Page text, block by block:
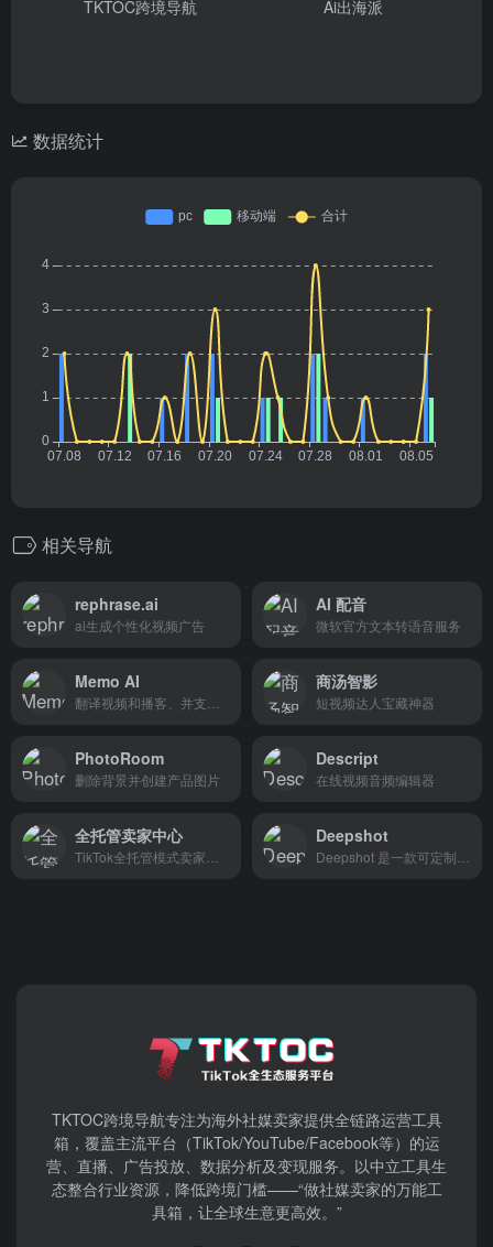
TKTOC跨境导航 Ai出海派
数据统计
相关导航
rephrase.ai
ai生成个性化视频广告
AI 配音
微软官方文本转语音服务
Memo AI 商汤智影
短视频达人宝藏神器
PhotoRoom
删除背景并创建产品图片
Descript
在线视频音频编辑器
全托管卖家中心 Deepshot
TKTOC跨境导航​专注为海外社媒卖家提供全链路运营工具
箱，覆盖主流平台（TikTok/YouTube/Facebook等）​的运
营、直播、广告投放、数据分析及变现服务。以中立工具生
态整合行业资源，降低跨境门槛——“做社媒卖家的万能工
具箱，让全球生意更高效。”